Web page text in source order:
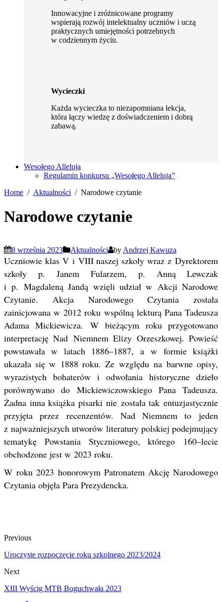
Innowacyjne i zróżnicowane programy
wspierają rozwój intelektualny uczniów i uczą
praktycznych umiejętności potrzebnych
w codziennym życiu.
Wycieczki
Każda wycieczka to niezapomniana lekcja,
która łączy wiedzę z doświadczeniem i dobrą
zabawą.
Wesołego Alleluja
Regulamin konkursu „Wesołego Alleluja”
Home
Aktualności Narodowe czytanie
Narodowe czytanie
8 września 2023 Aktualności by Andrzej Kawuza
Uczniowie klas V i VIII naszej szkoły wraz z Dyrektorem
szkoły p. Janem Fularzem, p. Anną Lewczak
i p. Magdaleną Jandą wzięli udział w Akcji Narodowe
Czytanie. Akcja Narodowego Czytania została
zainicjowana w 2012 roku wspólną lekturą Pana Tadeusza
Adama Mickiewicza. W bieżącym roku przygotowano
interpretację Nad Niemnem Elizy Orzeszkowej. Powieść
powstawała w latach 1886–1887, a w formie książki
ukazała się w 1888 roku. Ze względu na barwne opisy,
wyrazistych bohaterów i odwołania historyczne dzieło
porównywano do Mickiewiczowskiego Pana Tadeusza.
Żadna inna książka pisarki nie została tak entuzjastycznie
przyjęta przez recenzentów. Nad Niemnem to jeden
z najważniejszych utworów literatury polskiej podejmujący
tematykę Powstania Styczniowego, którego 160–lecie
obchodzone jest w 2023 roku.
W roku 2023 honorowym Patronatem Akcję Narodowego
Czytania objęła Para Prezydencka.
Previous
Uroczyste rozpoczęcie roku szkolnego 2023/2024
Next
XIII Wyścig MTB Boguchwała 2023